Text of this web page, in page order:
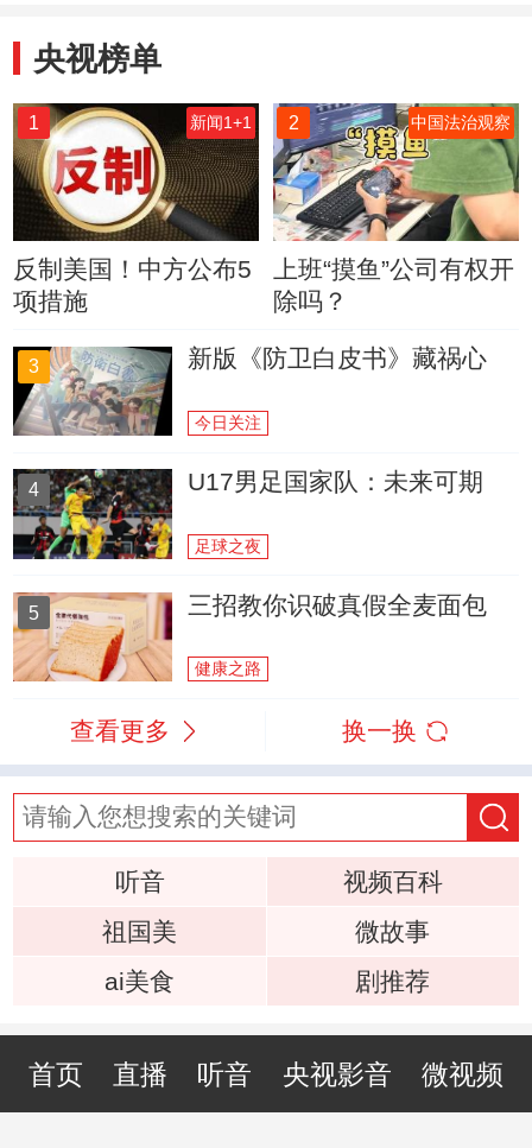
央视榜单
1 新闻1+1
反制美国！中方公布5
项措施
2 中国法治观察
上班“摸鱼”公司有权开
除吗？
3 新版《防卫白皮书》藏祸心
今日关注
4 U17男足国家队：未来可期
足球之夜
5 三招教你识破真假全麦面包
健康之路
查看更多 换一换
听音
视频百科
祖国美
微故事
ai美食
剧推荐
首页 直播 听音 央视影音 微视频